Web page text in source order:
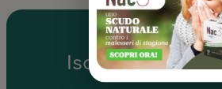
Iscriviti alla